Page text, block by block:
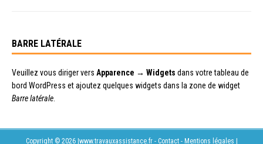
BARRE LATÉRALE
Veuillez vous diriger vers Apparence → Widgets dans votre tableau de
bord WordPress et ajoutez quelques widgets dans la zone de widget
Barre latérale
Copyright © 2026 |www.travauxassistance.fr - Contact - Mentions légales